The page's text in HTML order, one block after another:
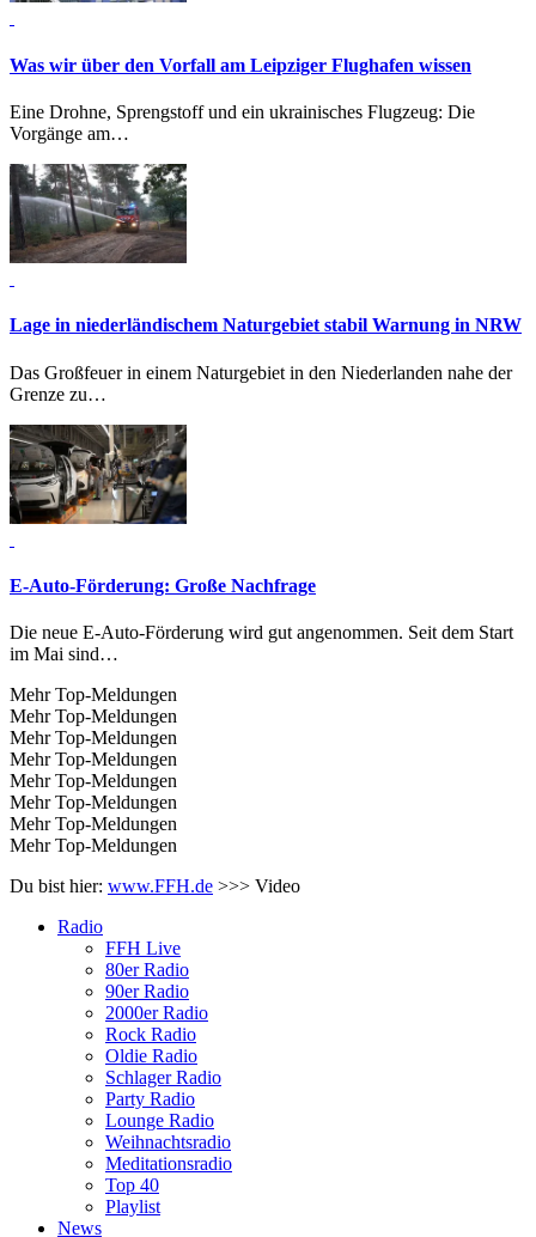
Was wir über den Vorfall am Leipziger Flughafen wissen
Eine Drohne, Sprengstoff und ein ukrainisches Flugzeug: Die
Vorgänge am…
Lage in niederländischem Naturgebiet stabil Warnung in NRW
Das Großfeuer in einem Naturgebiet in den Niederlanden nahe der
Grenze zu…
E-Auto-Förderung: Große Nachfrage
Die neue E-Auto-Förderung wird gut angenommen. Seit dem Start
im Mai sind…
Mehr Top-Meldungen
Mehr Top-Meldungen
Mehr Top-Meldungen
Mehr Top-Meldungen
Mehr Top-Meldungen
Mehr Top-Meldungen
Mehr Top-Meldungen
Mehr Top-Meldungen
Du bist hier: www.FFH.de >>> Video
Radio
FFH Live
80er Radio
90er Radio
2000er Radio
Rock Radio
Oldie Radio
Schlager Radio
Party Radio
Lounge Radio
Weihnachtsradio
Meditationsradio
Top 40
Playlist
News